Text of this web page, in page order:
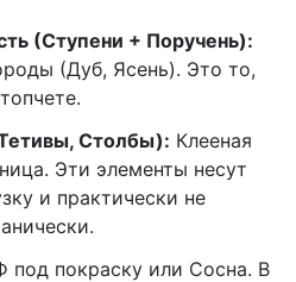
(Ступени + Поручень):
(Дуб, Ясень). Это то,
Столбы): Клееная
Эти элементы несут
и практически не
покраску или Сосна. В